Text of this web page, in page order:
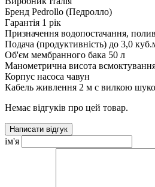
Бренд Pedrollo (Педролло)
Гарантія 1 рік
Призначення водопостачання,
Подача (продуктивність) до 3,0
Об'єм мембранного бака 50 л
Манометрична висота
Корпус насоса чавун
Кабель живлення 2 м с вилкою шуко
Немає відгуків про цей товар.
Написати відгук
ім'я